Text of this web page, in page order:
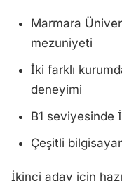
Marmara
mezuniyeti
İki farklı
deneyimi
B1 seviyesinde
Çeşitli
İkinci aday için